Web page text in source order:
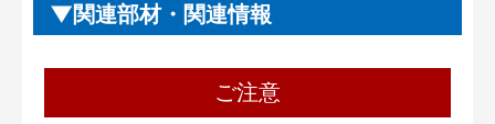
関連部材・関連情報
ご注意